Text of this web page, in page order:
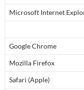
Mailversand aus der
Applikation
Single Sign On (SSO)
Microsoft Internet
Google Chrome
Mozilla Firefox
Safari (Apple)